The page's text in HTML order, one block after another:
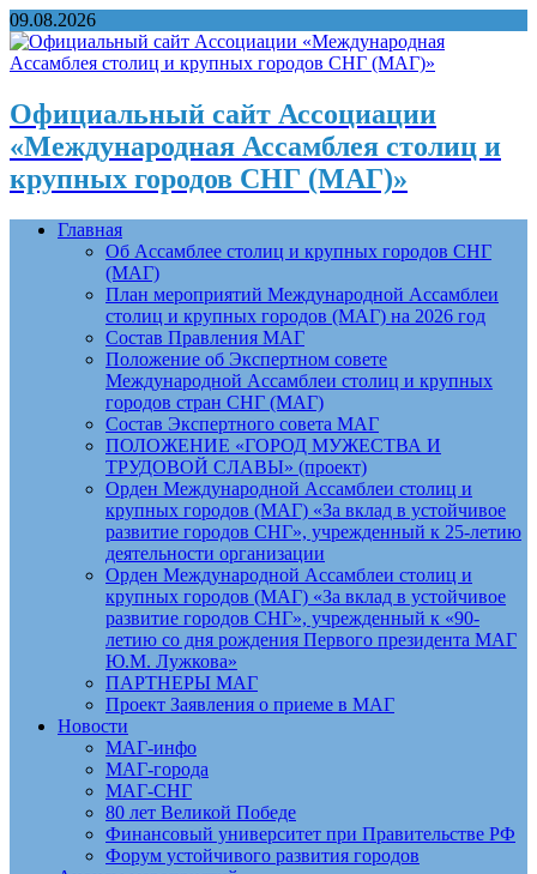
09.08.2026
Официальный сайт Ассоциации
«Международная Ассамблея столиц и
крупных городов СНГ (МАГ)»
Главная
Об Ассамблее столиц и крупных городов СНГ
(МАГ)
План мероприятий Международной Ассамблеи
столиц и крупных городов (МАГ) на 2026 год
Состав Правления МАГ
Положение об Экспертном совете
Международной Ассамблеи столиц и крупных
городов стран СНГ (МАГ)
Состав Экспертного совета МАГ
ПОЛОЖЕНИЕ «ГОРОД МУЖЕСТВА И
ТРУДОВОЙ СЛАВЫ» (проект)
Орден Международной Ассамблеи столиц и
крупных городов (МАГ) «За вклад в устойчивое
развитие городов СНГ», учрежденный к 25-летию
деятельности организации
Орден Международной Ассамблеи столиц и
крупных городов (МАГ) «За вклад в устойчивое
развитие городов СНГ», учрежденный к «90-
летию со дня рождения Первого президента МАГ
Ю.М. Лужкова»
ПАРТНЕРЫ МАГ
Проект Заявления о приеме в МАГ
Новости
МАГ-инфо
МАГ-города
МАГ-СНГ
80 лет Великой Победе
Финансовый университет при Правительстве РФ
Форум устойчивого развития городов